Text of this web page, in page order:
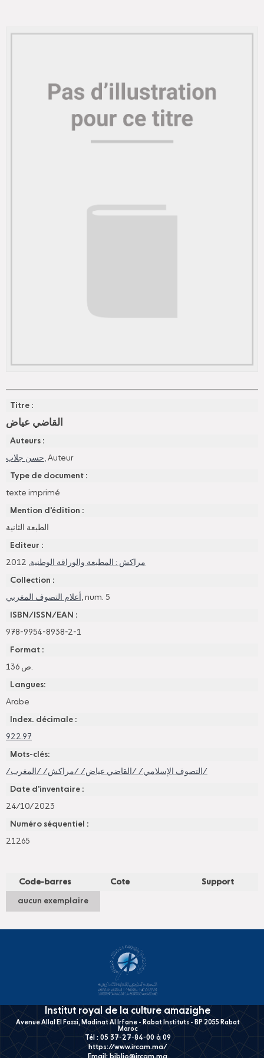
Titre :
القاضي عياض
Auteurs :
حسن جلاب, Auteur
Type de document :
texte imprimé
Mention d'édition :
الطبعة الثانية
Editeur :
مراكش : المطبعة والوراقة الوطنية, 2012
Collection :
أعلام التصوف المغربي , num. 5
ISBN/ISSN/EAN :
978-9954-8938-2-1
Format :
136 ص.
Langues:
Arabe
Index. décimale :
922.97
Mots-clés:
/التصوف الإسلامي/ /القاضي عياض/ /مراكش/ /المغرب/
Date d'inventaire :
24/10/2023
Numéro séquentiel :
21265
Code-barres Cote Support
aucun exemplaire
Institut royal de la culture amazighe
Avenue Allal El Fassi, Madinat Al Irfane - Rabat Instituts - BP 2055 Rabat
Maroc
Tél : 05 37-27-84-00 à 09
https://www.ircam.ma/